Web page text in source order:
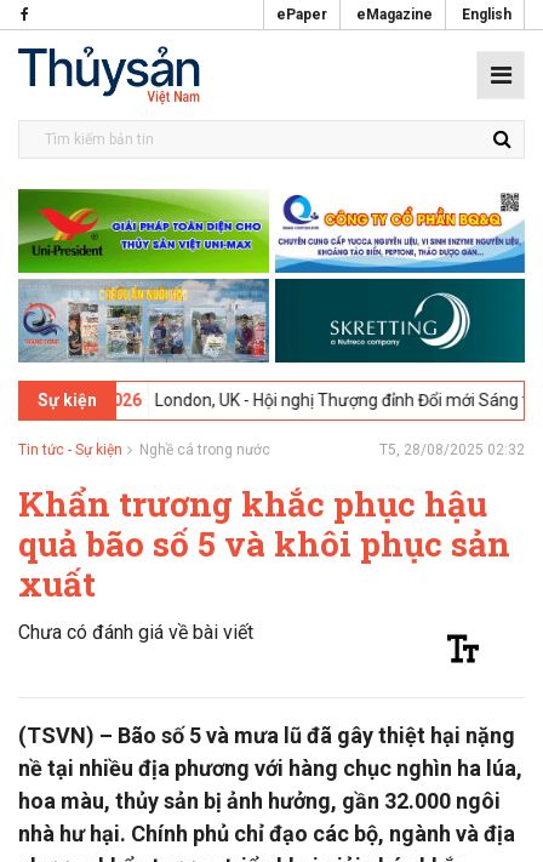
ePaper eMagazine English
Sự kiện
2026 London, UK - Hội nghị Thượng đỉnh Đổi mới Sáng tạo trong
Tin tức - Sự kiện Nghề cá trong nước T5, 28/08/2025 02:32
Khẩn trương khắc phục hậu
quả bão số 5 và khôi phục sản
xuất
Chưa có đánh giá về bài viết
(TSVN) – Bão số 5 và mưa lũ đã gây thiệt hại nặng
nề tại nhiều địa phương với hàng chục nghìn ha lúa,
hoa màu, thủy sản bị ảnh hưởng, gần 32.000 ngôi
nhà hư hại. Chính phủ chỉ đạo các bộ, ngành và địa